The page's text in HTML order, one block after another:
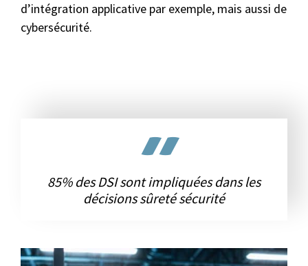
d’intégration applicative par exemple, mais aussi de
cybersécurité.
85% des DSI sont impliquées dans les
décisions sûreté sécurité